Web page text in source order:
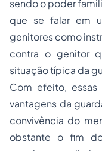
sendo o poder
que se falar em
genitores como
contra o genitor
situação típica da
Com efeito, essas
vantagens da
convivência do
obstante o fim